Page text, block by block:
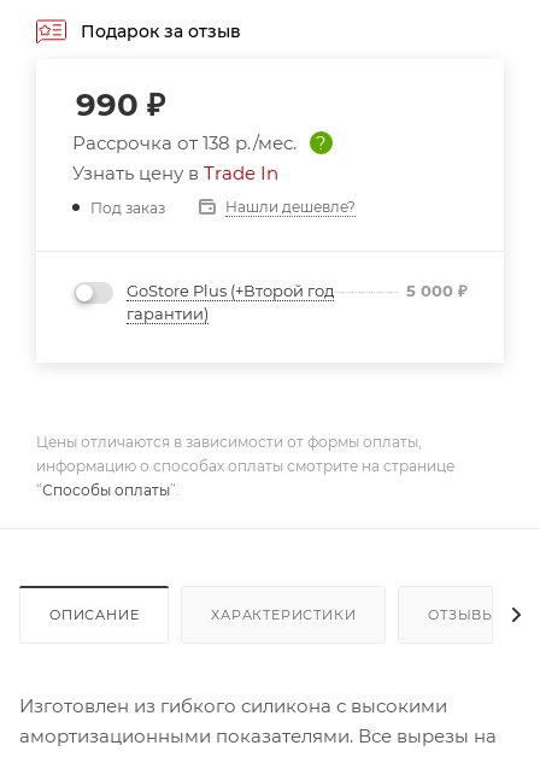
Подарок за отзыв
990 ₽
Рассрочка от 138 р./мес.
?
Узнать цену в Trade In
Под заказ Нашли дешевле?
GoStore Plus (+Второй год
гарантии)
5 000 ₽
Цены отличаются в зависимости от формы оплаты,
информацию о способах оплаты смотрите на странице
“Способы оплаты”.
ОПИСАНИЕ ХАРАКТЕРИСТИКИ ОТЗЫВЫ
Изготовлен из гибкого силикона с высокими
амортизационными показателями. Все вырезы на